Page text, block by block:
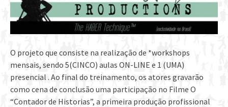
O projeto que consiste na realização de *workshops
mensais, sendo 5(CINCO) aulas ON-LINE e 1 (UMA)
presencial . Ao final do treinamento, os atores gravarão
como cena de conclusão uma participação no Filme O
“Contador de Historias”, a primeira produção profissional